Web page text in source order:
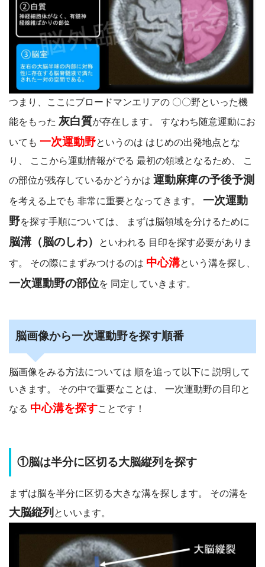
つまり、ここにブロードマンエリアの 〇〇野といった機
能をもった 灰白質が存在します。 すなわち随意運動にお
いても 一次運動野というのは はじめの出発地点とな
り、
ここから運動情報がでる 最初の領域となるため、
こ
の部位が残存しているかどうかは 運動麻痺の予後予測
を考える上でも 非常に重要となってきます。
一次運動
野を探す手順については、 まずは脳領域を分けるために
脳溝（脳のしわ） といわれる 目印を探す必要がありま
す。 その際にまずみつけるのは 中心溝という溝を探し、
一次運動野の部位を 同定していきます。
脳画像から一次運動野を探す順番
脳画像をみる方法については 順を追って以下に 説明して
いきます。
その中で重要なことは、 一次運動野の目印と
なる 中心溝を探すことです！
①脳は半分に区切る大脳縦列を探す
まずは脳を半分に区切る大きな溝を探します。 その溝を
大脳縦列 といいます。